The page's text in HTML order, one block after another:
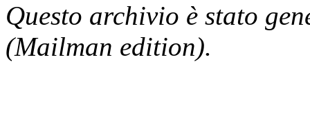
Questo archivio è stato
(Mailman edition).